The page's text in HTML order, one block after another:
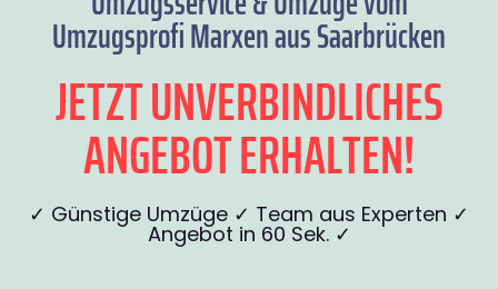
Umzugsprofi Marxen aus Saarbrücken
JETZT UNVERBINDLICHES
ANGEBOT ERHALTEN!
✓ Günstige Umzüge ✓ Team aus Experten ✓
Angebot in 60 Sek. ✓